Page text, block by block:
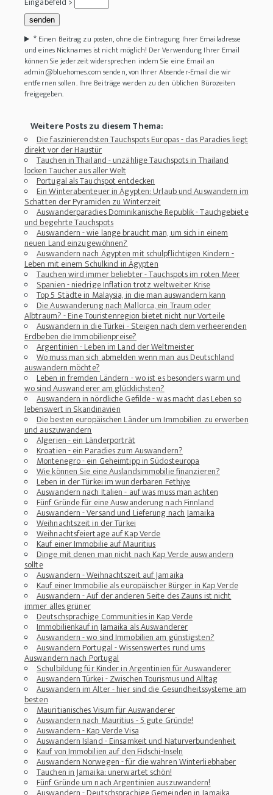
* Einen Beitrag zu posten, ohne die Eintragung Ihrer Emailadresse
und eines Nicknames ist nicht möglich! Der Verwendung Ihrer Email
können Sie jederzeit widersprechen indem Sie eine Email an
admin@bluehomes.com senden, von Ihrer Absender-Email die wir
entfernen sollen. Ihre Beiträge werden zu den üblichen Bürozeiten
freigegeben.
Weitere Posts zu diesem Thema:
Die faszinierendsten Tauchspots Europas - das Paradies liegt
direkt vor der Haustür
Tauchen in Thailand - unzählige Tauchspots in Thailand
locken Taucher aus aller Welt
Portugal als Tauchspot entdecken
Ein Winterabenteuer in Ägypten: Urlaub und Auswandern im
Schatten der Pyramiden zu Winterzeit
Auswanderparadies Dominikanische Republik - Tauchgebiete
und begehrte Tauchspots
Auswandern - wie lange braucht man, um sich in einem
neuen Land einzugewöhnen?
Auswandern nach Ägypten mit schulpflichtigen Kindern -
Leben mit einem Schulkind in Ägypten
Tauchen wird immer beliebter - Tauchspots im roten Meer
Spanien - niedrige Inflation trotz weltweiter Krise
Top 5 Städte in Malaysia, in die man auswandern kann
Die Auswanderung nach Mallorca, ein Traum oder
Albtraum? - Eine Touristenregion bietet nicht nur Vorteile
Auswandern in die Türkei - Steigen nach dem verheerenden
Erdbeben die Immobilienpreise?
Argentinien - Leben im Land der Weltmeister
Wo muss man sich abmelden wenn man aus Deutschland
auswandern möchte?
Leben in fremden Ländern - wo ist es besonders warm und
wo sind Auswanderer am glücklichsten?
Auswandern in nördliche Gefilde - was macht das Leben so
lebenswert in Skandinavien
Die besten europäischen Länder um Immobilien zu erwerben
und auszuwandern
Algerien - ein Länderporträt
Kroatien - ein Paradies zum Auswandern?
Montenegro - ein Geheimtipp in Südosteuropa
Wie können Sie eine Auslandsimmobilie finanzieren?
Leben in der Türkei im wunderbaren Fethiye
Auswandern nach Italien - auf was muss man achten
Fünf Gründe für eine Auswanderung nach Finnland
Auswandern - Versand und Lieferung nach Jamaika
Weihnachtszeit in der Türkei
Weihnachtsfeiertage auf Kap Verde
Kauf einer Immobilie auf Mauritius
Dinge mit denen man nicht nach Kap Verde auswandern
sollte
Auswandern - Weihnachtszeit auf Jamaika
Kauf einer Immobilie als europäischer Bürger in Kap Verde
Auswandern - Auf der anderen Seite des Zauns ist nicht
immer alles grüner
Deutschsprachige Communities in Kap Verde
Immobilienkauf in Jamaika als Auswanderer
Auswandern - wo sind Immobilien am günstigsten?
Auswandern Portugal - Wissenswertes rund ums
Auswandern nach Portugal
Schulbildung für Kinder in Argentinien für Auswanderer
Auswandern Türkei - Zwischen Tourismus und Alltag
Auswandern im Alter - hier sind die Gesundheitssysteme am
besten
Mauritianisches Visum für Auswanderer
Auswandern nach Mauritius - 5 gute Gründe!
Auswandern - Kap Verde Visa
Auswandern Island - Einsamkeit und Naturverbundenheit
Kauf von Immobilien auf den Fidschi-Inseln
Auswandern Norwegen - für die wahren Winterliebhaber
Tauchen in Jamaika: unerwartet schön!
Fünf Gründe um nach Argentinien auszuwandern!